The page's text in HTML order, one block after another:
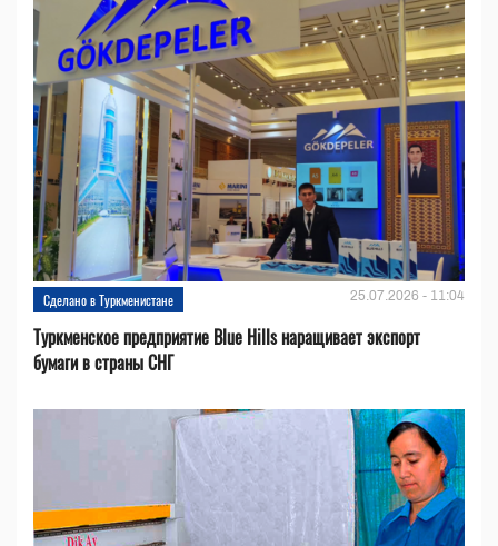
Сделано в Туркменистане 25.07.2026 - 11:04
Туркменское предприятие Blue Hills наращивает экспорт
бумаги в страны СНГ